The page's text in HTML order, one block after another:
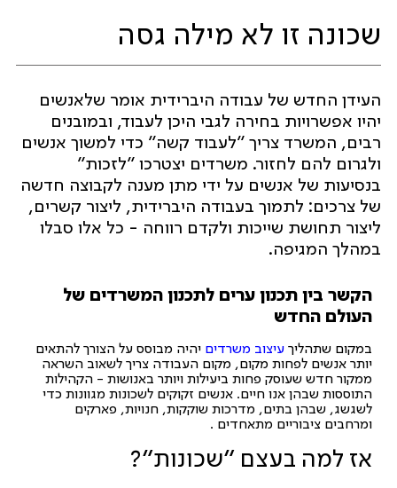
שכונה זו לא מילה גסה
העידן החדש של עבודה היברידית אומר שלאנשים
יהיו אפשרויות בחירה לגבי היכן לעבוד, ובמובנים
רבים, המשרד צריך "לעבוד קשה" כדי למשוך אנשים
ולגרום להם לחזור. משרדים יצטרכו "לזכות"
בנסיעות של אנשים על ידי מתן מענה לקבוצה חדשה
של צרכים: לתמוך בעבודה היברידית, ליצור קשרים,
ליצור תחושת שייכות ולקדם רווחה - כל אלו סבלו
במהלך המגיפה.
הקשר בין תכנון ערים לתכנון המשרדים של
העולם החדש
במקום שתהליך עיצוב משרדים יהיה מבוסס על הצורך להתאים
יותר אנשים לפחות מקום, מקום העבודה צריך לשאוב השראה
ממקור חדש שעוסק פחות ביעילות ויותר באנושות - הקהילות
התוססות שבהן אנו חיים. אנשים זקוקים לשכונות מגוונות כדי
לשגשג, שבהן בתים, מדרכות שוקקות, חנויות, פארקים
ומרחבים ציבוריים מתאחדים .
אז למה בעצם "שכונות"?